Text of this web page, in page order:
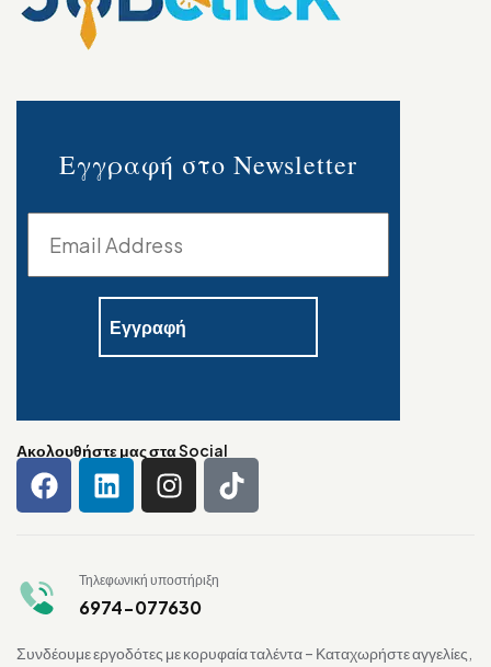
Εγγραφή στο Newsletter
Ακολουθήστε μας στα Social
Τηλεφωνική υποστήριξη
6974-077630
Συνδέουμε εργοδότες με κορυφαία ταλέντα – Καταχωρήστε αγγελίες,